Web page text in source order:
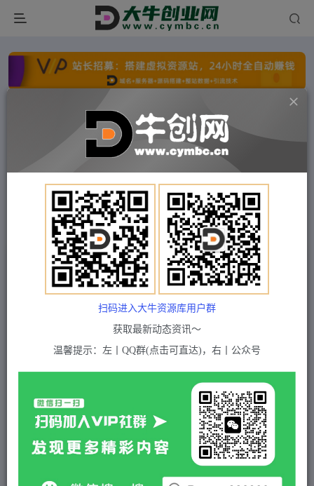
点击开通分站+ 每日收入300+
文字广告火爆招租 文字广告火爆招租
文字广告火爆招租
文字广告火爆招租 文字广告火爆招租
付费项目 冒泡网 正文
白老师·影楼抖音同城流量掘金攻略，摄影店/婚纱
馆实体店霸屏抖音同城实操秘籍
5 积分
黄金会员 2 超级会员(永久VIP) 免费
付费资源
扫码进入大牛资源库用户群
获取最新动态资讯～
温馨提示：左丨QQ群(点击可直达)，右丨公众号